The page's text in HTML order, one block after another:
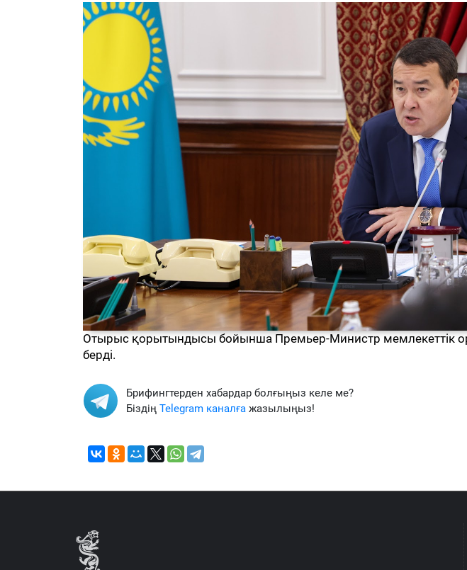
Отырыс қорытындысы бойынша Премьер-Министр мемлекеттік
берді.
Брифингтерден хабардар болғыңыз келе ме?
Біздің Telegram каналға жазылыңыз!